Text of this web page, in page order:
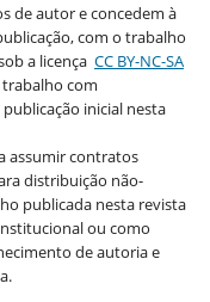
de autor e concedem à
com o trabalho
a licença CC BY-NC-SA
com
inicial nesta
assumir contratos
distribuição não-
publicada nesta revista
ou como
de autoria e